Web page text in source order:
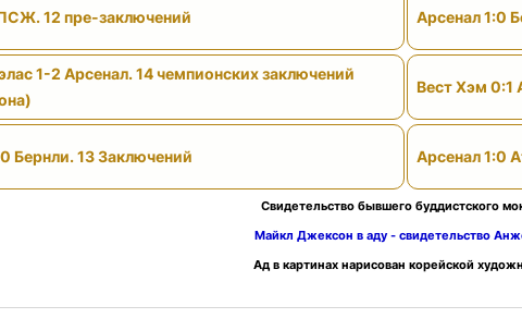
12 пре-заключений
1-2 Арсенал. 14 чемпионских заключений
Бернли. 13 Заключений
Арсенал 1:0
Вест Хэм 0:1
Арсенал 1:0
Свидетельство бывшего буддистского
Майкл Джексон в аду - свидетельство
Ад в картинах нарисован корейской